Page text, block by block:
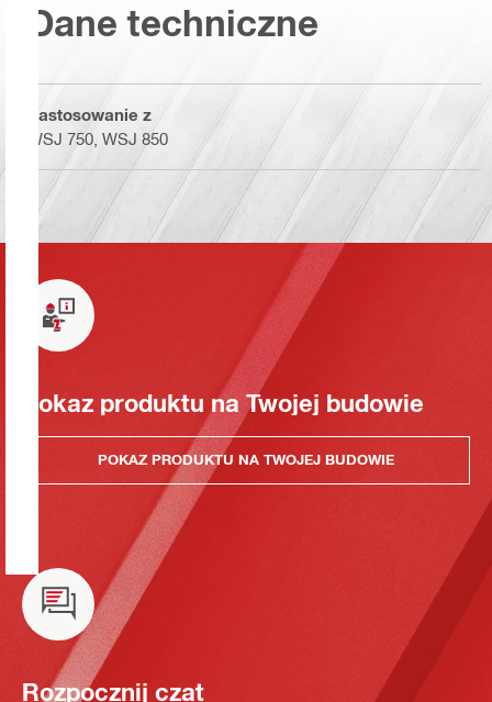
Dane techniczne
Zastosowanie z
WSJ 750, WSJ 850
Pokaz produktu na Twojej budowie
POKAZ PRODUKTU NA TWOJEJ BUDOWIE
Rozpocznij czat